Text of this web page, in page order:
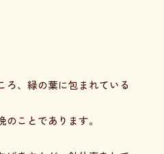
、緑の葉に包まれている
ことであります。